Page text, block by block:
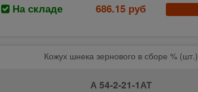
На складе 686.15 руб
Кожух шнека зернового в сборе % (шт.)
А 54-2-21-1АТ